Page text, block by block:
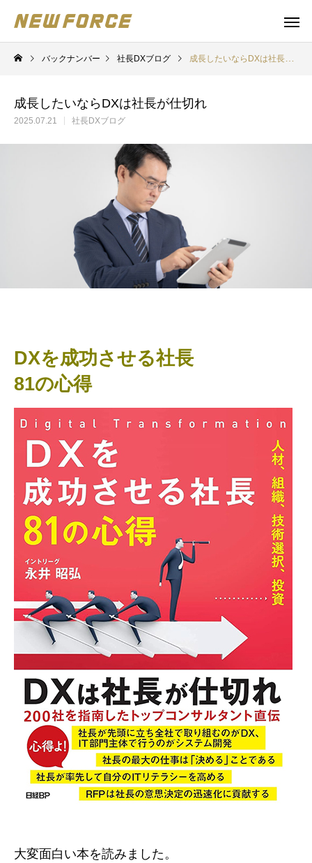
WEBコンテンツ Claude
バックナンバー 社長DXブログ 成長したいならDXは社長が仕切れ
成長したいならDXは社長が仕切れ
2025.07.21 社長DXブログ
DXを成功させる社長
81の心得
大変面白い本を読みました。